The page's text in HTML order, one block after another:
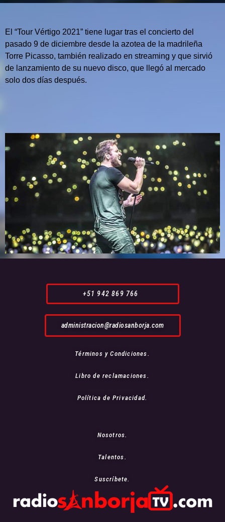
El “Tour Vértigo 2021” tiene lugar tras el concierto del
pasado 9 de diciembre desde la azotea de la madrileña
Torre Picasso, también realizado en streaming y que sirvió
de lanzamiento de su nuevo disco, que llegó al mercado
solo dos días después.
+51 942 869 766
administracion@radiosanborja.com
Términos y Condiciones.
Libro de reclamaciones.
Política de Privacidad.
Nosotros.
Talentos.
Suscríbete.